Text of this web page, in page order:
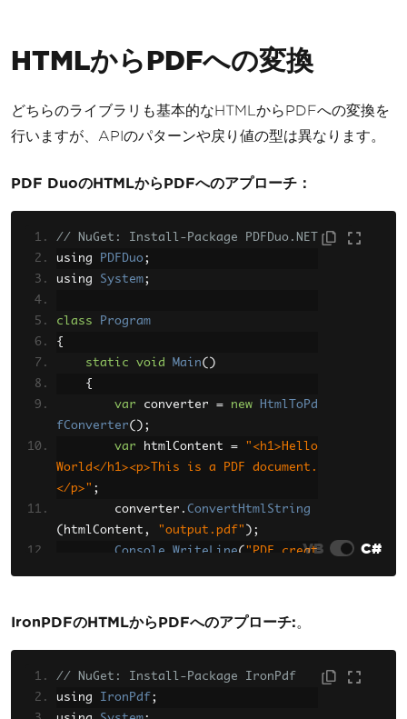
HTMLからPDFへの変換
どちらのライブラリも基本的なHTMLからPDFへの変換を
行いますが、APIのパターンや戻り値の型は異なります。
PDF DuoのHTMLからPDFへのアプローチ：
// NuGet: Install-Package PDFDuo.NET
using
PDFDuo;
using System;
class
Program
{
static
void Main()
{
var converter = new
HtmlToPd
fConverter();
var htmlContent =
"<h1>Hello
World</h1><p>This is a PDF document.
</p>" ;
        converter
. ConvertHtmlString
( htmlContent , "output.pdf" );
Console
WriteLine( "PDF creat
VB C#
IronPDFのHTMLからPDFへのアプローチ:。
// NuGet: Install-Package IronPdf
using IronPdf ;